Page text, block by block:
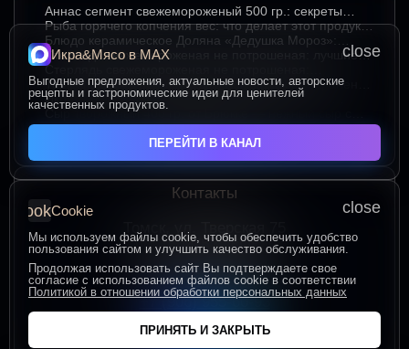
Аннаc сегмент свежемороженый 500 гр.: секреты
хранения и лучшие способы подачи
Рыба горячего копчения вес: что делает этот продукт
любимым среди ценителей
Блюдо керамическое Доляна «Дедушка Мороз»:
изюминка праздничного стола в ярком красном цвете
Стерлядь свежемороженая не потрошеная: лучшие
гастрономические сочетания для насыщенного вкуса
Стерлядь свежемороженая не потрошеная:
особенности выбора и использования в кулинарии
Термопакет 42*50: надёжный помощник в сохранении
свежести и удобстве хранения
Икра зернистая осетровых рыб Exclusive 50 гр.:
секреты идеальных сочетаний для гурманов
Сыр творожный 400 гр. от Брюкке — нежный сыр с
большим гастрономическим потенциалом
ЧИТАТЬ ВСЕ СТАТЬИ
Контакты
Томск, ул. Тверская 75
ПОСТРОИТЬ МАРШРУТ
Пн-Пт с 10:00 до 20:00
Сб-Вс с 10:00 до 19:00
+7 (906) 955-60-93
close
Икра&Мясо в МАХ
Выгодные предложения, актуальные новости, авторские
рецепты и гастрономические идеи для ценителей
качественных продуктов.
ПЕРЕЙТИ В КАНАЛ
close
cookieCookie
Мы используем файлы cookie, чтобы обеспечить удобство
пользования сайтом и улучшить качество обслуживания.
Продолжая использовать сайт Вы подтверждаете свое
согласие с использованием файлов cookie в соответствии
Политикой в отношении обработки персональных данных
ПРИНЯТЬ И ЗАКРЫТЬ